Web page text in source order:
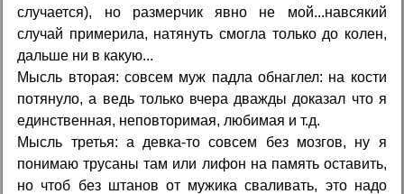
случается), но размерчик явно не мой...навсякий
случай примерила, натянуть смогла только до колен,
дальше ни в какую...
Мысль вторая: совсем муж падла обнаглел: на кости
потянуло, а ведь только вчера дважды доказал что я
единственная, неповторимая, любимая и т.д.
Мысль третья: а девка-то совсем без мозгов, ну я
понимаю трусаны там или лифон на память оставить,
но чтоб без штанов от мужика сваливать, это надо